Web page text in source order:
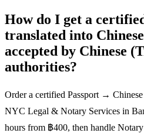
How do I get a
translated into
accepted by Chinese
authorities?
Order a certified Passport →
NYC Legal & Notary Services in
hours from ฿400, then handle